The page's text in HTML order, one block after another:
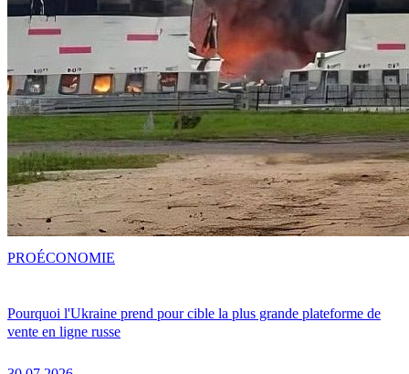
Pourquoi l'Ukraine prend pour cible la plus grande plateforme de
vente en ligne russe
PROÉCONOMIE